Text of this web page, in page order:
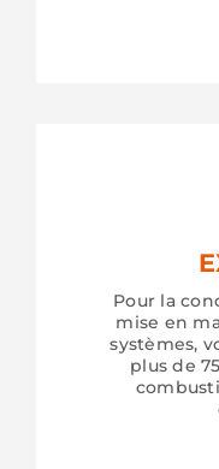
Pour la
mise en
systèmes,
plus de